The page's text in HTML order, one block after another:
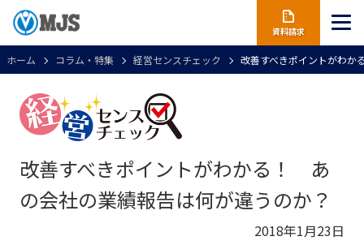
資料請求
ホーム コラム・特集 経営センスチェック 改善すべきポイントがわ
改善すべきポイントがわかる！ あ
の会社の業績報告は何が違うのか？
2018年1月23日